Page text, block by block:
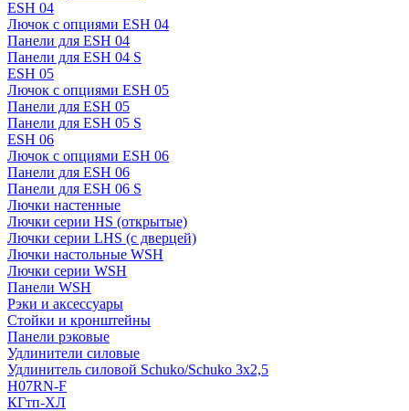
ESH 04
Лючок с опциями ESH 04
Панели для ESH 04
Панели для ESH 04 S
ESH 05
Лючок с опциями ESH 05
Панели для ESH 05
Панели для ESH 05 S
ESH 06
Лючок с опциями ESH 06
Панели для ESH 06
Панели для ESH 06 S
Лючки настенные
Лючки серии HS (открытые)
Лючки серии LHS (с дверцей)
Лючки настольные WSH
Лючки серии WSH
Панели WSH
Рэки и аксессуары
Стойки и кронштейны
Панели рэковые
Удлинители силовые
Удлинитель силовой Schuko/Schuko 3х2,5
H07RN-F
КГтп-ХЛ